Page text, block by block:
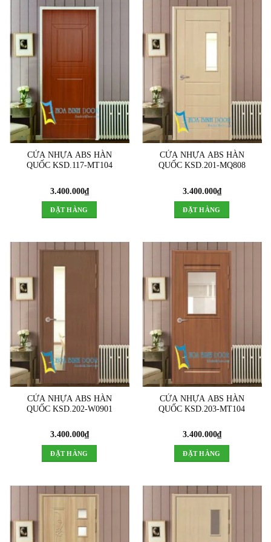
CỬA NHỰA ABS HÀN
QUỐC KSD.117-MT104
3.400.000₫
ĐẶT HÀNG
CỬA NHỰA ABS HÀN
QUỐC KSD.201-MQ808
3.400.000₫
ĐẶT HÀNG
CỬA NHỰA ABS HÀN
QUỐC KSD.202-W0901
3.400.000₫
ĐẶT HÀNG
CỬA NHỰA ABS HÀN
QUỐC KSD.203-MT104
3.400.000₫
ĐẶT HÀNG